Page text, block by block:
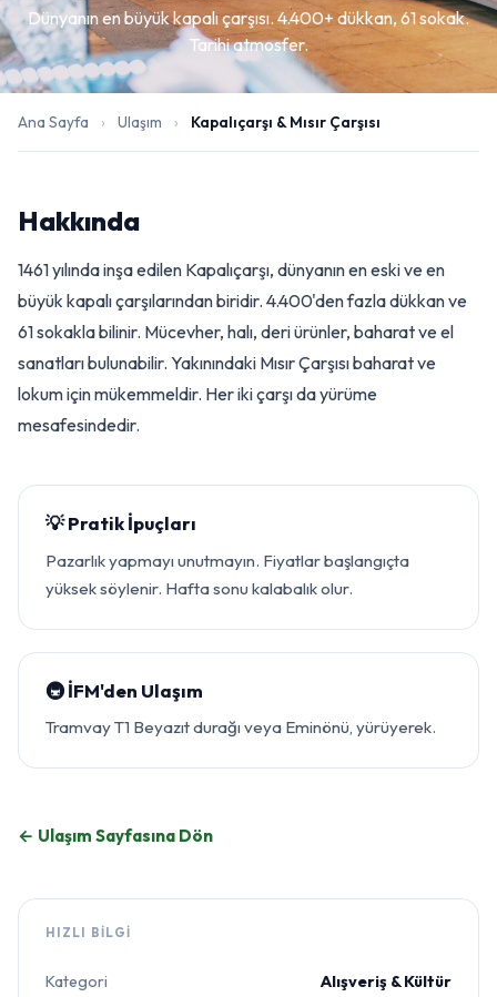
Dünyanın en büyük kapalı çarşısı. 4.400+ dükkan, 61 sokak.
Tarihi atmosfer.
Ana Sayfa › Ulaşım › Kapalıçarşı & Mısır Çarşısı
Hakkında
1461 yılında inşa edilen Kapalıçarşı, dünyanın en eski ve en
büyük kapalı çarşılarından biridir. 4.400'den fazla dükkan ve
61 sokakla bilinir. Mücevher, halı, deri ürünler, baharat ve el
sanatları bulunabilir. Yakınındaki Mısır Çarşısı baharat ve
lokum için mükemmeldir. Her iki çarşı da yürüme
mesafesindedir.
💡 Pratik İpuçları
Pazarlık yapmayı unutmayın. Fiyatlar başlangıçta
yüksek söylenir. Hafta sonu kalabalık olur.
🚇 İFM'den Ulaşım
Tramvay T1 Beyazıt durağı veya Eminönü, yürüyerek.
← Ulaşım Sayfasına Dön
HIZLI BILGI
Kategori Alışveriş & Kültür